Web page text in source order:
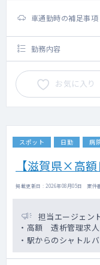
車通勤時の補足事項
勤務内容
お気に入り
スポット 日勤 病
【滋賀県×高
掲載更新日 : 2026年08月05日 案件
担当エージェン
・高額 透析管理求人
・駅からのシャトル